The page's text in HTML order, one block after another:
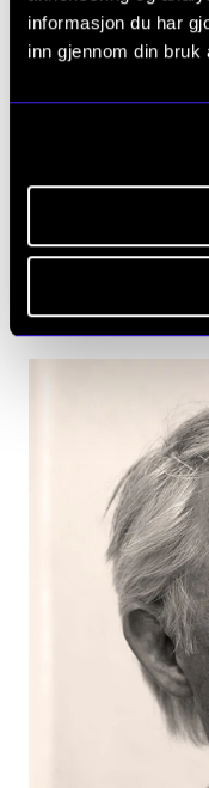
informasjon du har
inn gjennom din bruk
Lørdag 11.
Levinsalen